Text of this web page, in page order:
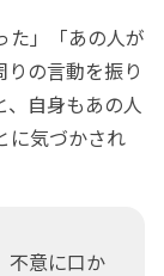
た」「あの人が
の言動を振り
、自身もあの人
に気づかされ
不意に口か